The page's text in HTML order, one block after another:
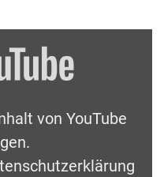
von YouTube